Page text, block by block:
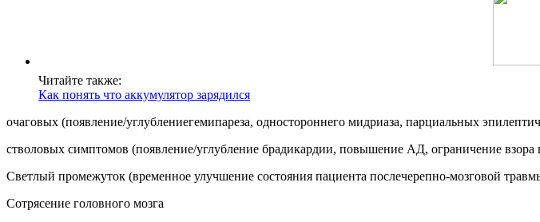
Читайте также:
Как понять что аккумулятор зарядился
очаговых (появление/углублениегемипареза, одностороннего мидриаза, парциальных
стволовых симптомов (появление/углубление брадикардии, повышение АД, ограничение
Светлый промежуток (временное улучшение состояния пациента послечерепно-мозговой
Сотрясение головного мозга